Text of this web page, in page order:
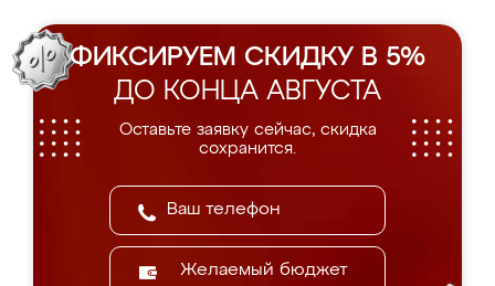
ФИКСИРУЕМ СКИДКУ В 5%
ДО КОНЦА АВГУСТА
Оставьте заявку сейчас, скидка
сохранится.
Желаемый бюджет